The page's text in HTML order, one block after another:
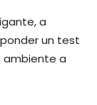
a
un test
ambiente a